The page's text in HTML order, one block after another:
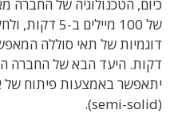
כיום, הטכנולוגיה של
של 100
יתאפשר באמצעות פיתוח של
(semi-solid).